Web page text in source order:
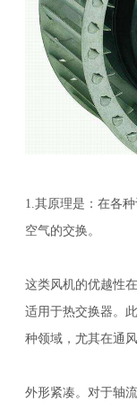
1.其原理是：在各
空气的交换。
这类风机的优越性
适用于热交换器。
种领域，尤其在通
外形紧凑。对于轴